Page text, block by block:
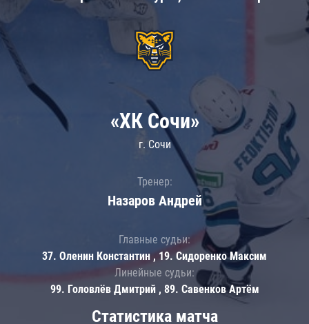
Статистика матча
«ХК Сочи»
г. Сочи
Тренер:
Назаров Андрей
Главные судьи:
37. Оленин Константин , 19. Сидоренко Максим
Линейные судьи:
99. Головлёв Дмитрий , 89. Савенков Артём